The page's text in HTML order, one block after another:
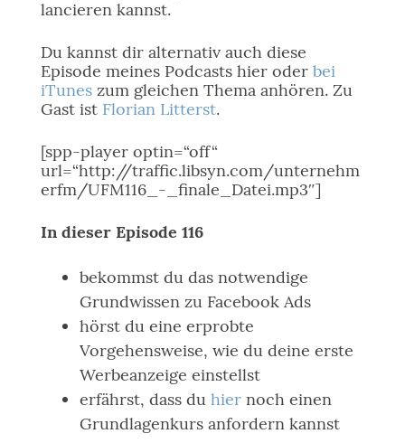
lancieren kannst.
Du kannst dir alternativ auch diese
Episode meines Podcasts hier oder bei
iTuneszum gleichen Thema anhören. Zu
Gast ist Florian Litterst.
[spp-player optin=“off“
url=“http://traffic.libsyn.com/unternehm
erfm/UFM116_-_finale_Datei.mp3″]
In dieser Episode 116
bekommst du das notwendige
Grundwissen zu Facebook Ads
hörst du eine erprobte
Vorgehensweise, wie du deine erste
Werbeanzeige einstellst
erfährst, dass du hiernoch einen
Grundlagenkurs anfordern kannst